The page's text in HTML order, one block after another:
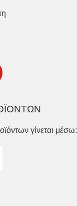
γίνεται μέσω: